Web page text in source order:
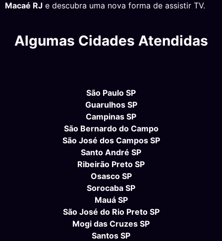
Macaé RJ e descubra uma nova forma de assistir TV.
Algumas Cidades Atendidas
São Paulo SP
Guarulhos SP
Campinas SP
São Bernardo do Campo
São José dos Campos SP
Santo André SP
Ribeirão Preto SP
Osasco SP
Sorocaba SP
Mauá SP
São José do Rio Preto SP
Mogi das Cruzes SP
Santos SP